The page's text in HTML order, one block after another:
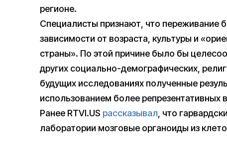
регионе.
Специалисты признают, что переживание
зависимости от возраста, культуры и
страны». По этой причине было бы
других социально-демографических,
будущих исследованиях полученные
использованием более репрезентативных
Ранее RTVI.US рассказывал, что
лаборатории мозговые органоиды из